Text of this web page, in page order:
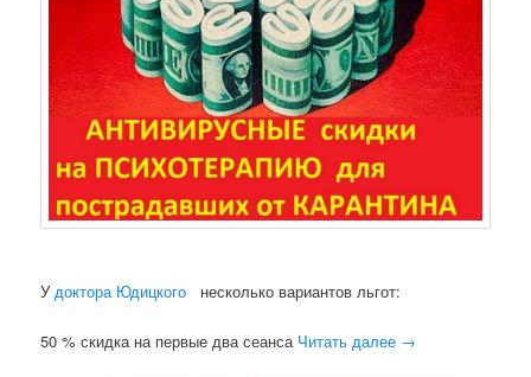
Удоктора Юдицкого несколько вариантов льгот:
50 % скидка на первые два сеанса Читать далее →